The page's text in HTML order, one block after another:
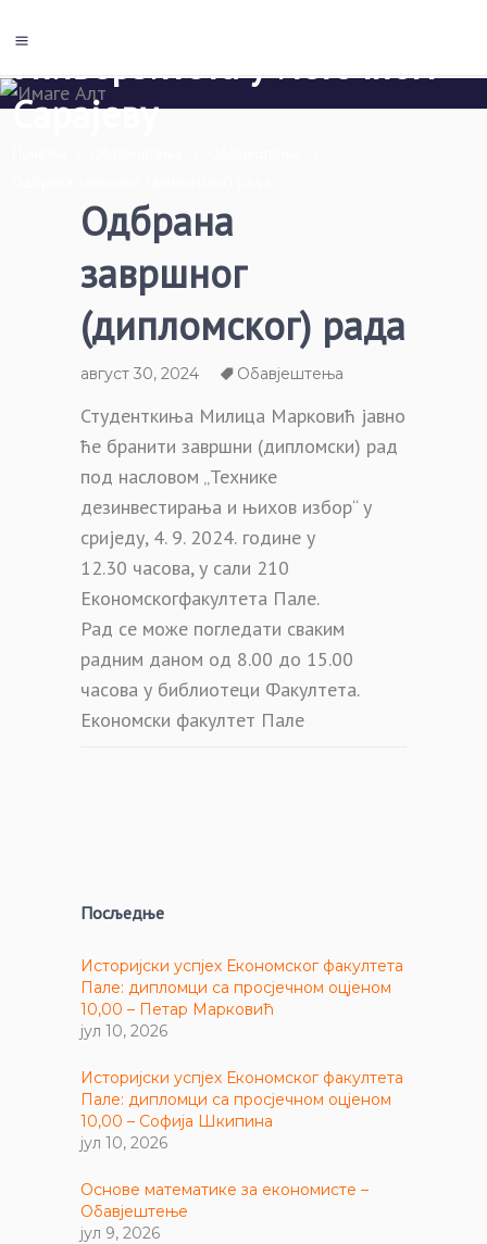
Сарајеву
Одбрана
завршног
(дипломског) рада
август 30, 2024 Обавјештења
Студенткиња Милица Марковић јавно
ће бранити завршни (дипломски) рад
под насловом „Технике
дезинвестирања и њихов избор“ у
сриједу, 4. 9. 2024. године у
12.30 часова, у сали 210
Економскогфакултета Пале.
Рад се може погледати сваким
радним даном од 8.00 до 15.00
часова у библиотеци Факултета.
Економски факултет Пале
Посљедње
Историјски успјех Економског факултета
Пале: дипломци са просјечном оцјеном
10,00 – Петар Марковић
јул 10, 2026
Историјски успјех Економског факултета
Пале: дипломци са просјечном оцјеном
10,00 – Софија Шкипина
јул 10, 2026
Основе математике за економисте –
Обавјештење
јул 9, 2026